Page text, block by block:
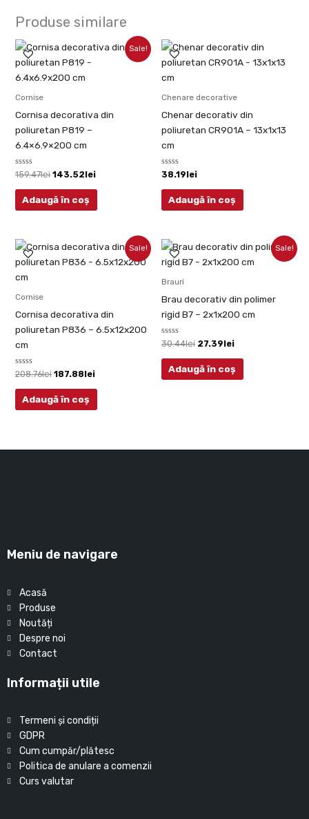
Produse similare
Sale!
Cornise
Cornisa decorativa din
poliuretan P819 –
6.4×6.9×200 cm
Evaluat
0
din
159.47lei
Prețul
a
fost:
143.52lei
Prețul
curent
Adaugă în coș
Chenare decorative
Chenar decorativ din
poliuretan CR901A – 13x1x13
cm
Evaluat
0
din
38.19lei
Adaugă în coș
Sale!
Cornise
Cornisa decorativa din
poliuretan P836 – 6.5x12x200
cm
Evaluat
0
din
208.76lei
Prețul
a
187.88lei
Prețul
curent
este:
Adaugă în coș
Sale!
Brauri
Brau decorativ din polimer
rigid B7 – 2x1x200 cm
Evaluat
0
din
30.44lei
Prețul
a
27.39lei
Prețul
curent
este:
Adaugă în coș
Meniu de navigare
Acasă
Produse
Noutăți
Despre noi
Contact
Informații utile
Termeni și condiții
GDPR
Cum cumpăr/plătesc
Politica de anulare a comenzii
Curs valutar